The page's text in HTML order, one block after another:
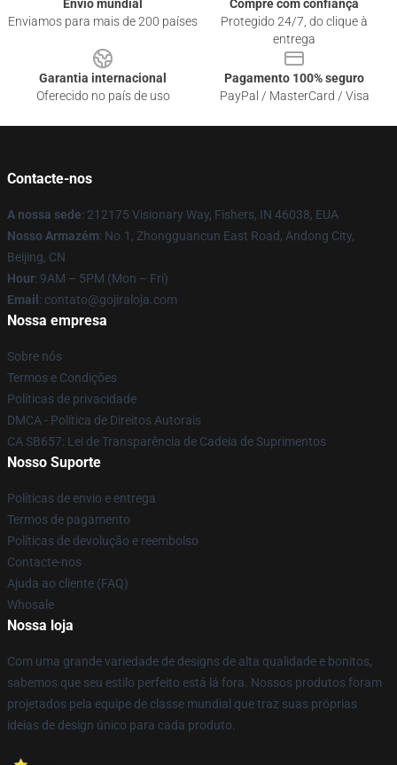
Envio mundial
Enviamos para mais de 200 países
Compre com confiança
Protegido 24/7, do clique à
entrega
Garantia internacional
Oferecido no país de uso
Pagamento 100% seguro
PayPal / MasterCard / Visa
Contacte-nos
A nossa sede: 212175 Visionary Way, Fishers, IN 46038, EUA
Nosso Armazém: No.1, Zhongguancun East Road, Andong City,
Beijing, CN
Hour: 9AM – 5PM (Mon – Fri)
Email : contato@gojiraloja.com
Nossa empresa
Sobre nós
Termos e Condições
Políticas de privacidade
DMCA - Política de Direitos Autorais
CA SB657: Lei de Transparência de Cadeia de Suprimentos
Nosso Suporte
Políticas de envio e entrega
Termos de pagamento
Políticas de devolução e reembolso
Contacte-nos
Ajuda ao cliente (FAQ)
Whosale
Nossa loja
Com uma grande variedade de designs de alta qualidade e bonitos,
sabemos que seu estilo perfeito está lá fora. Nossos produtos foram
projetados pela equipe de classe mundial que traz suas próprias
ideias de design único para cada produto.